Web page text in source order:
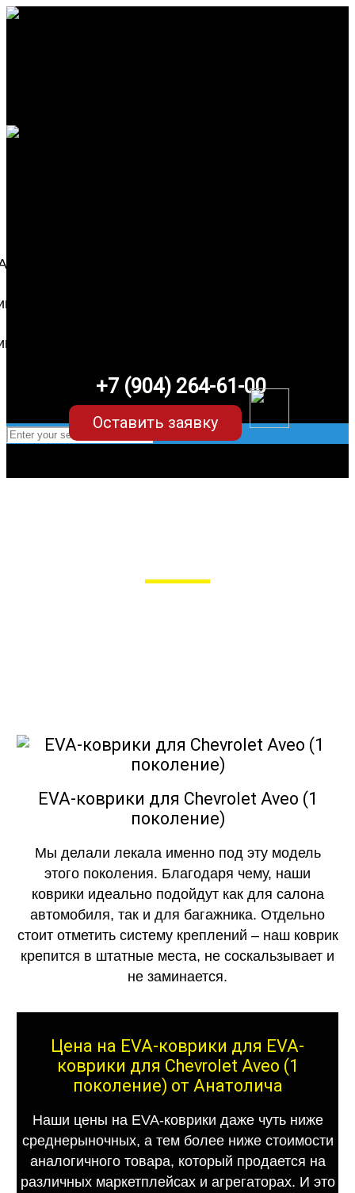
+7 (904) 264-61-00
Оставить заявку
EVA-коврики для Chevrolet Aveo (1
поколение)
Мы делали лекала именно под эту модель
этого поколения. Благодаря чему, наши
коврики идеально подойдут как для салона
автомобиля, так и для багажника. Отдельно
стоит отметить систему креплений – наш коврик
крепится в штатные места, не соскальзывает и
не заминается.
Цена на EVA-коврики для EVA-
коврики для Chevrolet Aveo (1
поколение) от Анатолича
Наши цены на EVA-коврики даже чуть ниже
среднерыночных, а тем более ниже стоимости
аналогичного товара, который продается на
различных маркетплейсах и агрегаторах. И это